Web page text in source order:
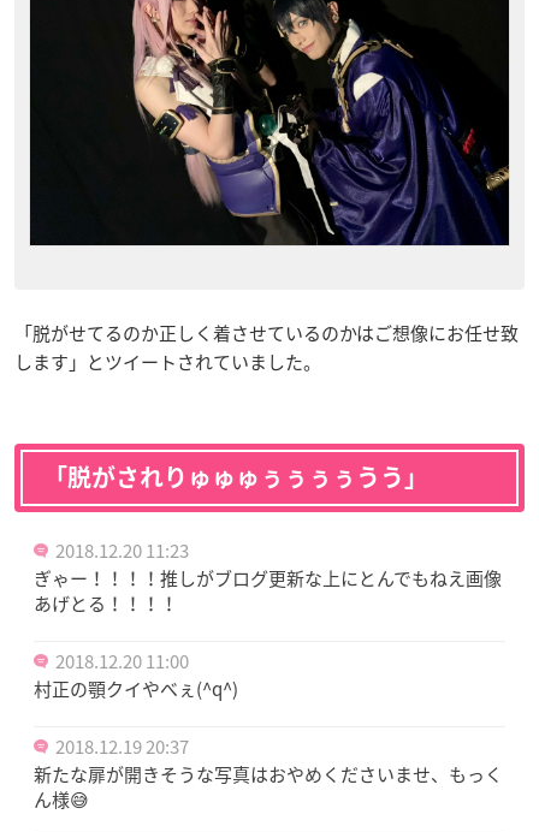
「脱がせてるのか正しく着させているのかはご想像にお任せ致
します」とツイートされていました。
「脱がされりゅゅゅぅぅぅぅうう」
2018.12.20 11:23
ぎゃー！！！！推しがブログ更新な上にとんでもねえ画像
あげとる！！！！
2018.12.20 11:00
村正の顎クイやべぇ(^q^)
2018.12.19 20:37
新たな扉が開きそうな写真はおやめくださいませ、もっく
ん様😅